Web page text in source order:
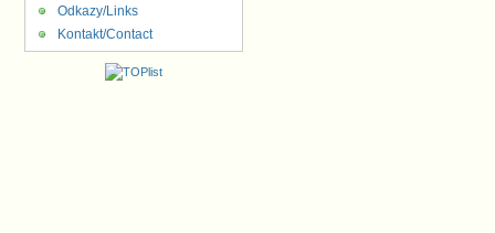
Odkazy/Links
Kontakt/Contact